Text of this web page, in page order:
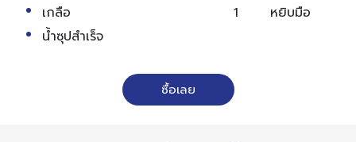
เกลือ
1
หยิบมือ
น้ำซุปสำเร็จ
ซื้อเลย